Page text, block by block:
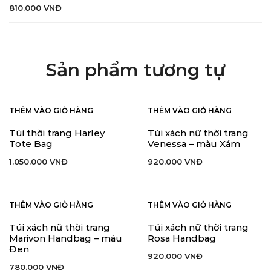
810.000 VNĐ
Sản phẩm tương tự
THÊM VÀO GIỎ HÀNG
Túi thời trang Harley
Tote Bag
1.050.000 VNĐ
THÊM VÀO GIỎ HÀNG
Túi xách nữ thời trang
Venessa – màu Xám
920.000 VNĐ
THÊM VÀO GIỎ HÀNG
Túi xách nữ thời trang
Marivon Handbag – màu
Đen
780.000 VNĐ
THÊM VÀO GIỎ HÀNG
Túi xách nữ thời trang
Rosa Handbag
920.000 VNĐ